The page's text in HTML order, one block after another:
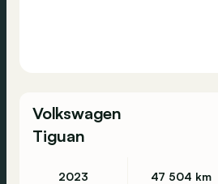
Volkswagen
Tiguan
2023 47 504 km